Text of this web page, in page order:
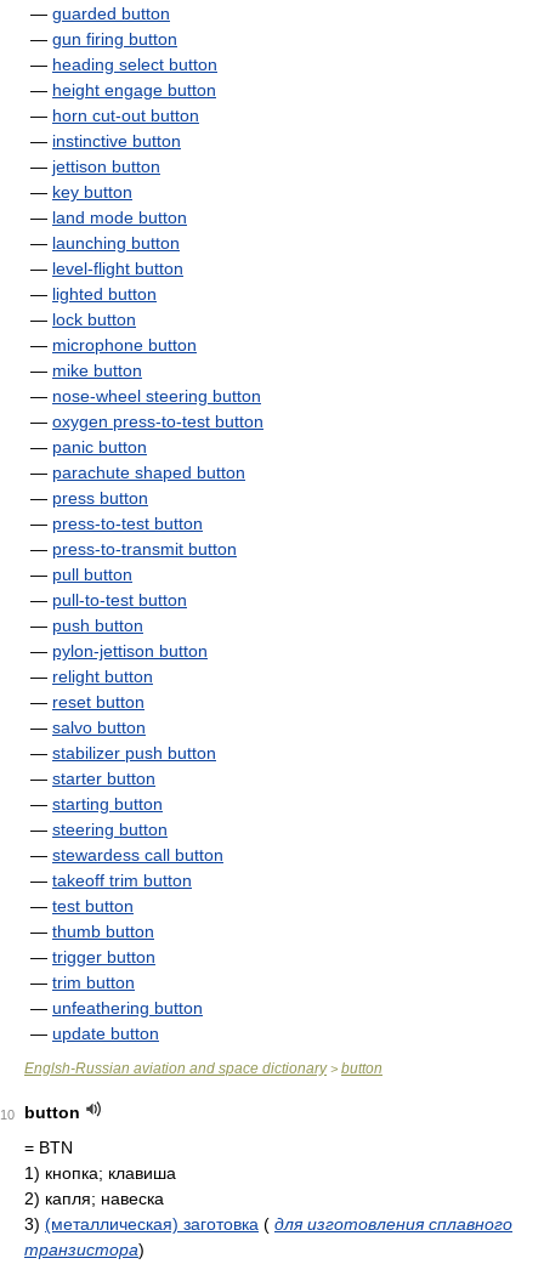
— guarded button
— gun firing button
— heading select button
— height engage button
— horn cut-out button
— instinctive button
— jettison button
— key button
— land mode button
— launching button
— level-flight button
— lighted button
— lock button
— microphone button
— mike button
— nose-wheel steering button
— oxygen press-to-test button
— panic button
— parachute shaped button
— press button
— press-to-test button
— press-to-transmit button
— pull button
— pull-to-test button
— push button
— pylon-jettison button
— relight button
— reset button
— salvo button
— stabilizer push button
— starter button
— starting button
— steering button
— stewardess call button
— takeoff trim button
— test button
— thumb button
— trigger button
— trim button
— unfeathering button
— update button
Englsh-Russian aviation and space dictionary> button
10
button
= BTN
1) кнопка; клавиша
2) капля; навеска
3) (металлическая) заготовка ( для изготовления сплавного
транзистора)